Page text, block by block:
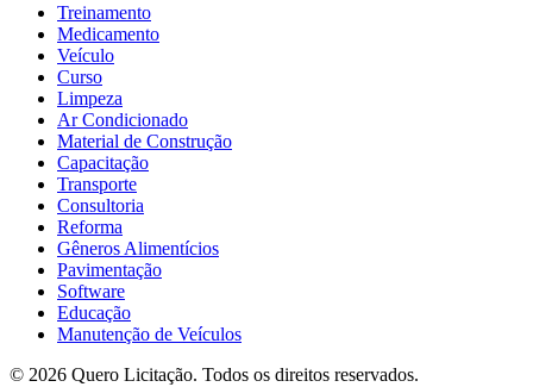
Treinamento
Medicamento
Veículo
Curso
Limpeza
Ar Condicionado
Material de Construção
Capacitação
Transporte
Consultoria
Reforma
Gêneros Alimentícios
Pavimentação
Software
Educação
Manutenção de Veículos
© 2026 Quero Licitação. Todos os direitos reservados.